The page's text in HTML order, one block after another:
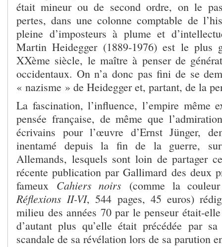
était mineur ou de second ordre, on le
pertes, dans une colonne comptable de
pleine d’imposteurs à plume et
Martin Heidegger (1889-1976) est le plus
XXème siècle, le maître à penser de
occidentaux. On n’a donc pas fini de se
« nazisme » de Heidegger et, partant, de la
La fascination, l’influence, l’empire même
pensée française, de même que
écrivains pour l’œuvre d’Ernst Jünger,
inentamé depuis la fin de la guerre,
Allemands, lesquels sont loin de partager
récente publication par Gallimard des deux
fameux Cahiers noirs (comme la
Réflexions II-VI, 544 pages, 45 euros)
milieu des années 70 par le penseur était-
d’autant plus qu’elle était précédée par
scandale de sa révélation lors de sa parution